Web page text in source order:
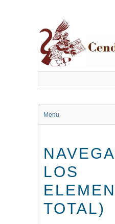
Menu
LOS
TOTAL)